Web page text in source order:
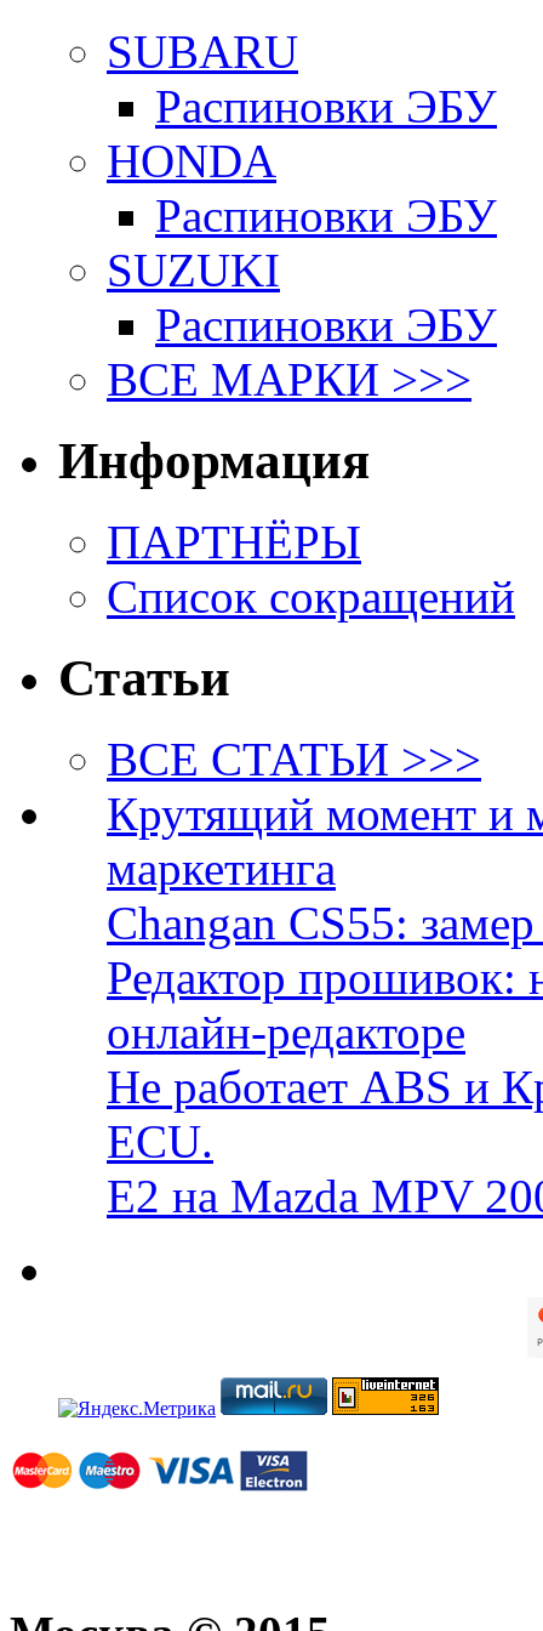
SUBARU
Распиновки ЭБУ
HONDA
Распиновки ЭБУ
SUZUKI
Распиновки ЭБУ
ВСЕ МАРКИ >>>
Информация
ПАРТНЁРЫ
Список сокращений
Статьи
ВСЕ СТАТЬИ >>>
Крутящий момент и
маркетинга
Changan CS55:
Редактор прошивок:
онлайн-редакторе
Не работает ABS и
ECU.
E2 на Mazda MPV